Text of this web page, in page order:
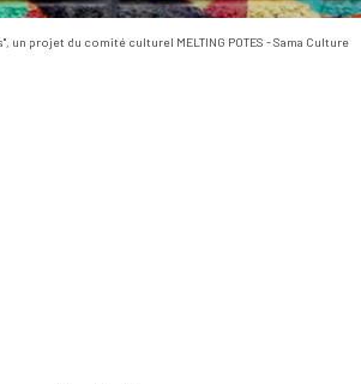
un projet du comité culturel MELTING POTES - Sama Culture